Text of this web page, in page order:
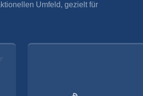
Umfeld, gezielt für